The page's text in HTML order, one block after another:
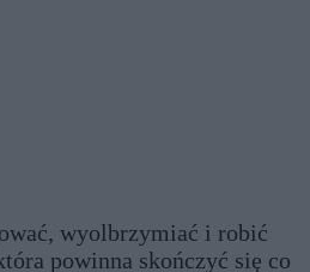
wyolbrzymiać i robić
powinna skończyć się co